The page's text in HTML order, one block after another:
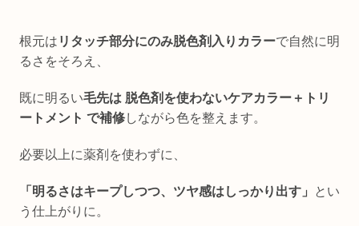
根元は リタッチ部分にのみ脱色剤入りカラーで自然に明
るさをそろえ、
既に明るい毛先は 脱色剤を使わないケアカラー＋トリ
ートメント で補修しながら色を整えます。
必要以上に薬剤を使わずに、
「明るさはキープしつつ、ツヤ感はしっかり出す」
とい
う仕上がりに。